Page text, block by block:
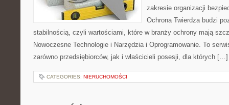
zakresie organizacji
Ochrona Twierdza budzi
stabilnością, czyli wartościami, które w branży ochrony mają
Nowoczesne Technologie i Narzędzia i Oprogramowanie. To
zarówno przedsiębiorców, jak i właścicieli posesji, dla których […]
CATEGORIES: NIERUCHOMOŚCI